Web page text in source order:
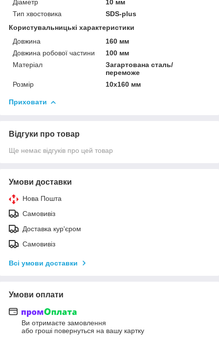
Діаметр
10 мм
Тип хвостовика
SDS-plus
Користувальницькі характеристики
Довжина
160 мм
Довжина робової частини
100 мм
Матеріал
Загартована сталь/
переможе
Розмір
10х160 мм
Приховати
Відгуки про товар
Ще немає відгуків про цей товар
Умови доставки
Нова Пошта
Самовивіз
Доставка кур'єром
Самовивіз
Всі умови доставки
Умови оплати
Ви отримаєте замовлення
або гроші повернуться на вашу картку